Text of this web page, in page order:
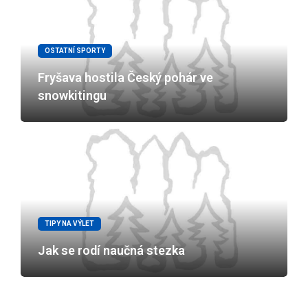
OSTATNÍ SPORTY
Fryšava hostila Český pohár ve
snowkitingu
TIPY NA VÝLET
Jak se rodí naučná stezka